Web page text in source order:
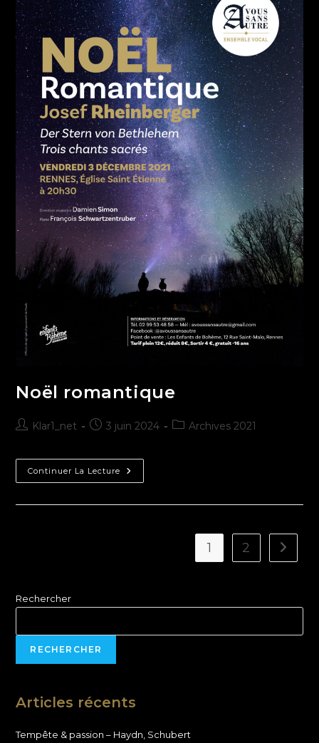
Noël romantique
Klar1_net 3 juin 2024 Archives 2021
Continuer La Lecture
1 2
Rechercher
RECHERCHER
Articles récents
Tempête & passion – Haydn, Schubert